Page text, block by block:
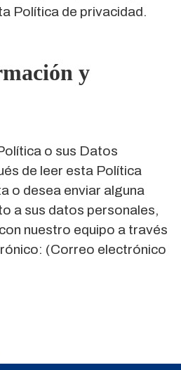
Política de privacidad.
y
o sus Datos
de leer esta Política
o desea enviar alguna
a sus datos personales,
nuestro equipo a través
(Correo electrónico